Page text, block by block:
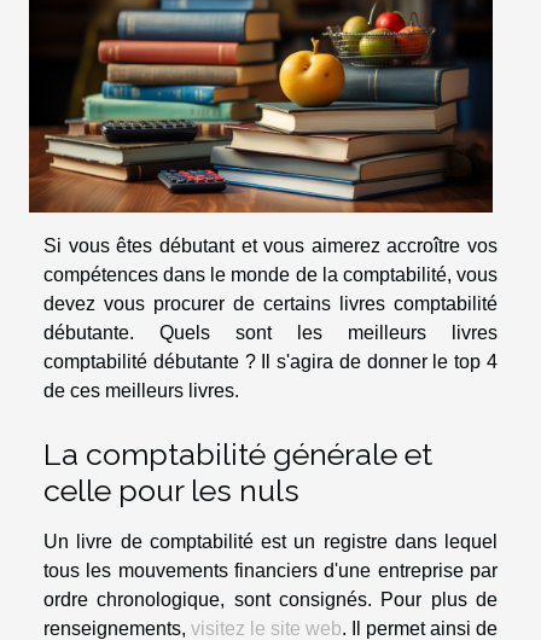
Si vous êtes débutant et vous aimerez accroître vos
compétences dans le monde de la comptabilité, vous
devez vous procurer de certains livres comptabilité
débutante. Quels sont les meilleurs livres
comptabilité débutante ? Il s'agira de donner le top 4
de ces meilleurs livres.
La comptabilité générale et
celle pour les nuls
Un livre de comptabilité est un registre dans lequel
tous les mouvements financiers d'une entreprise par
ordre chronologique, sont consignés. Pour plus de
renseignements, visitez le site web. Il permet ainsi de